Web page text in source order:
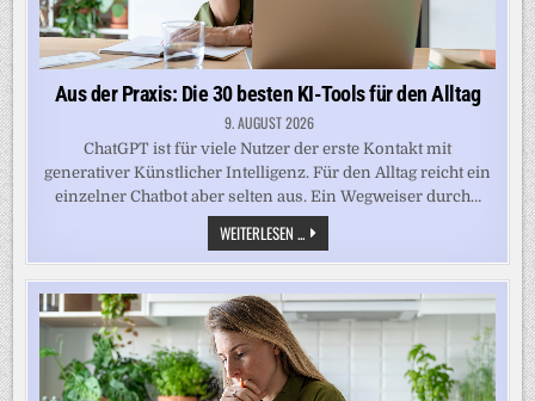
Aus der Praxis: Die 30 besten KI-Tools für den Alltag
9. AUGUST 2026
ChatGPT ist für viele Nutzer der erste Kontakt mit
generativer Künstlicher Intelligenz. Für den Alltag reicht ein
einzelner Chatbot aber selten aus. Ein Wegweiser durch…
WEITERLESEN ...AUS
DER
PRAXIS:
DIE
30
BESTEN
KI-
TOOLS
FÜR
DEN
ALLTAG